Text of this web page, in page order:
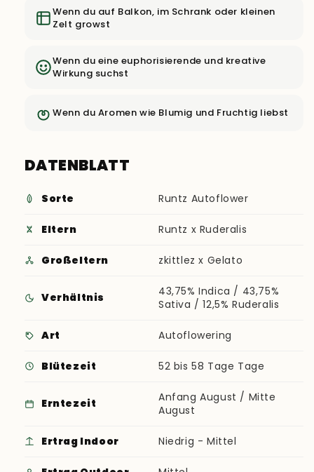
Wenn du auf Balkon, im Schrank oder kleinen
Zelt growst
Wenn du eine euphorisierende und kreative
Wirkung suchst
Wenn du Aromen wie Blumig und Fruchtig liebst
DATENBLATT
Sorte Runtz Autoflower
Eltern Runtz x Ruderalis
Großeltern zkittlez x Gelato
Verhältnis
43,75% Indica / 43,75%
Sativa / 12,5% Ruderalis
Art Autoflowering
Blütezeit 52 bis 58 Tage Tage
Erntezeit
Anfang August / Mitte
August
Ertrag Indoor Niedrig - Mittel